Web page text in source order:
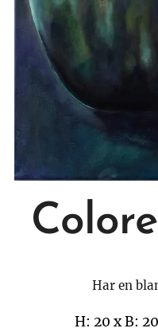
Har en
H: 20 x B: